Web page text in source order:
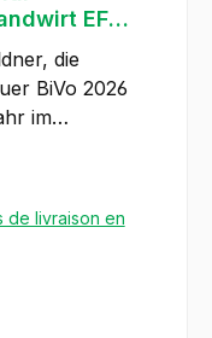
EFZ
die
BiVo 2026
im
EFZ – mit
de livraison en